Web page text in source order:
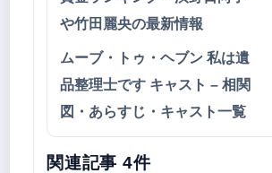
や竹田麗央の最新情報
ムーブ・トゥ・ヘブン 私は遺
品整理士です キャスト – 相関
図・あらすじ・キャスト一覧
関連記事 4件